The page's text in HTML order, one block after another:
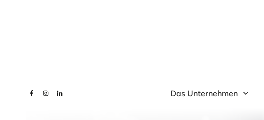
Das Unternehmen